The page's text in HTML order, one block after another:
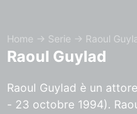
Home → Serie → Raoul
Raoul Guylad
Raoul Guylad è un
- 23 octobre 1994).